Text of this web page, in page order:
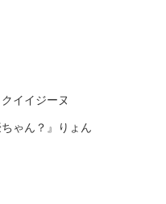
イイジーヌ
ゃん？』りょん